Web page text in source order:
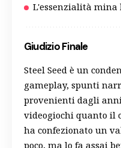
L'essenzialità
Giudizio Finale
Steel Seed è un
gameplay, spunti
provenienti dagli
videogiochi quanto il
ha confezionato un
poco, ma lo fa assai